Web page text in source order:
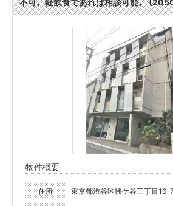
不可。軽飲食であれば相談可能。
物件概要
住所 東京都渋谷区幡ケ谷三丁目16-7